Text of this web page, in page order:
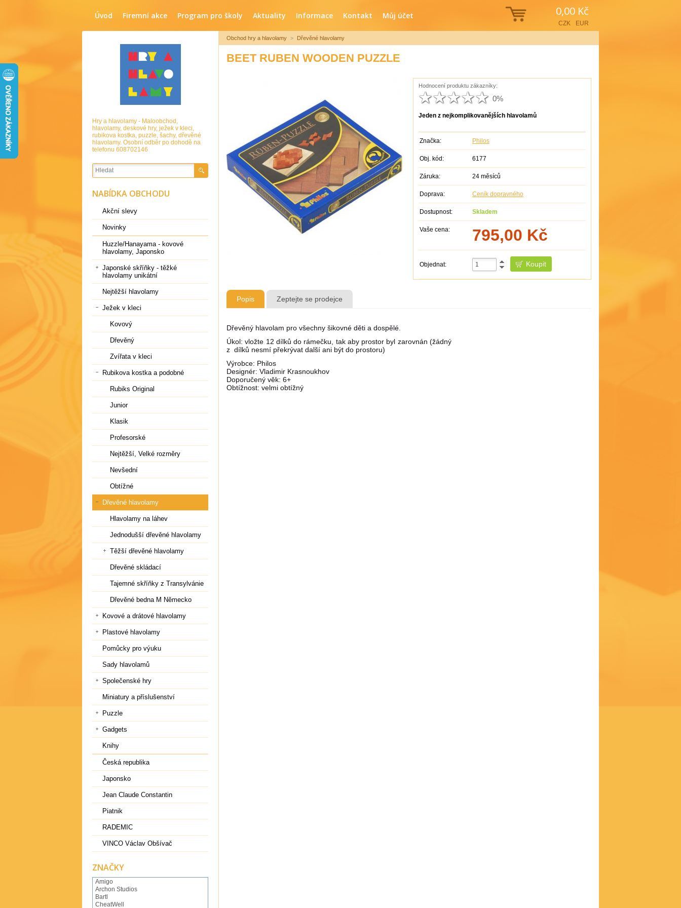
0,00 Kč
CZK EUR
Úvod Firemní akce Program pro školy Aktuality Informace Kontakt Můj účet
Obchod hry a hlavolamy > Dřevěné hlavolamy
BEET RUBEN WOODEN PUZZLE
Hodnocení produktu zákazníky:
0%
Jeden z nejkomplikovanějších hlavolamů
Značka: Philos
Obj. kód: 6177
Záruka: 24 měsíců
Doprava: Ceník dopravného
Dostupnost: Skladem
Vaše cena: 795,00 Kč
Objednat:
Popis Zeptejte se prodejce
Dřevěný hlavolam pro všechny šikovné děti a dospělé.
Úkol: vložte 12 dílků do rámečku, tak aby prostor byl zarovnán (žádný
z dílků nesmí překrývat další ani být do prostoru)
Výrobce: Philos
Designér: Vladimir Krasnoukhov
Doporučený věk: 6+
Obtížnost: velmi obtížný
Hry a hlavolamy - Maloobchod,
hlavolamy, deskové hry, ježek v kleci,
rubikova kostka, puzzle, šachy, dřevěné
hlavolamy. Osobní odběr po dohodě na
telefonu 608702146
NABÍDKA OBCHODU
Akční slevy
Novinky
Huzzle/Hanayama - kovové
hlavolamy, Japonsko
Japonské skříňky - těžké
hlavolamy unikátní
Nejtěžší hlavolamy
Ježek v kleci
Kovový
Dřevěný
Zvířata v kleci
Rubikova kostka a podobné
Rubiks Original
Junior
Klasik
Profesorské
Nejtěžší, Velké rozměry
Nevšední
Obtížné
Dřevěné hlavolamy
Hlavolamy na láhev
Jednodušší dřevěné hlavolamy
Těžší dřevěné hlavolamy
Dřevěné skládací
Tajemné skříňky z Transylvánie
Dřevěné bedna M Německo
Kovové a drátové hlavolamy
Plastové hlavolamy
Pomůcky pro výuku
Sady hlavolamů
Společenské hry
Miniatury a příslušenství
Puzzle
Gadgets
Knihy
Česká republika
Japonsko
Jean Claude Constantin
Piatnik
RADEMIC
VINCO Václav Obšívač
ZNAČKY
Amigo
Archon Studios
Bartl
CheatWell